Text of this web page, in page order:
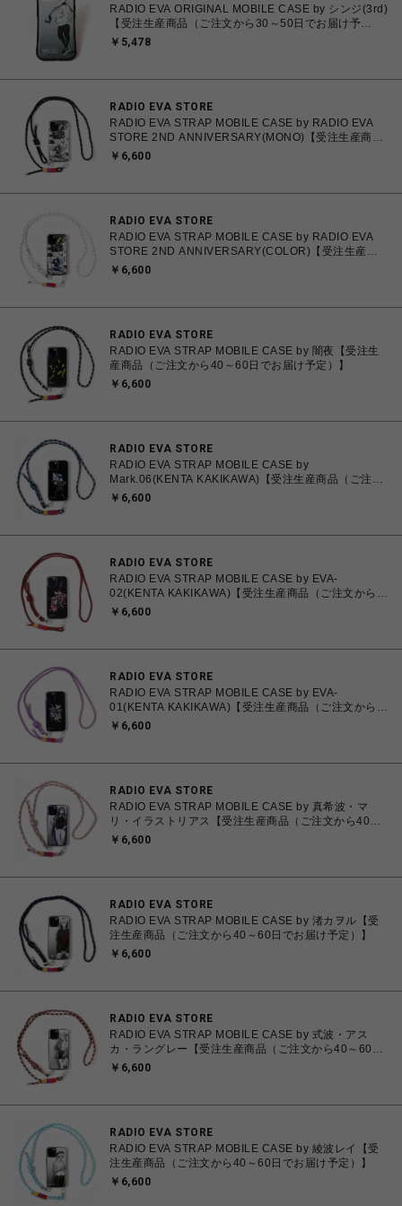
RADIO EVA ORIGINAL MOBILE CASE by シンジ(3rd)
【受注生産商品（ご注文から30～50日でお届け予
定）】
￥5,478
RADIO EVA STORE
RADIO EVA STRAP MOBILE CASE by RADIO EVA
STORE 2ND ANNIVERSARY(MONO)【受注生産商品
（ご注文から40～60日でお届け予定）】
￥6,600
RADIO EVA STORE
RADIO EVA STRAP MOBILE CASE by RADIO EVA
STORE 2ND ANNIVERSARY(COLOR)【受注生産商
品（ご注文から40～60日でお届け予定）】
￥6,600
RADIO EVA STORE
RADIO EVA STRAP MOBILE CASE by 闇夜【受注生
産商品（ご注文から40～60日でお届け予定）】
￥6,600
RADIO EVA STORE
RADIO EVA STRAP MOBILE CASE by
Mark.06(KENTA KAKIKAWA)【受注生産商品（ご注文
から40～60日でお届け予定）】
￥6,600
RADIO EVA STORE
RADIO EVA STRAP MOBILE CASE by EVA-
02(KENTA KAKIKAWA)【受注生産商品（ご注文から
40～60日でお届け予定）】
￥6,600
RADIO EVA STORE
RADIO EVA STRAP MOBILE CASE by EVA-
01(KENTA KAKIKAWA)【受注生産商品（ご注文から
40～60日でお届け予定）】
￥6,600
RADIO EVA STORE
RADIO EVA STRAP MOBILE CASE by 真希波・マ
リ・イラストリアス【受注生産商品（ご注文から40～
60日でお届け予定）】
￥6,600
RADIO EVA STORE
RADIO EVA STRAP MOBILE CASE by 渚カヲル【受
注生産商品（ご注文から40～60日でお届け予定）】
￥6,600
RADIO EVA STORE
RADIO EVA STRAP MOBILE CASE by 式波・アス
カ・ラングレー【受注生産商品（ご注文から40～60日
でお届け予定）】
￥6,600
RADIO EVA STORE
RADIO EVA STRAP MOBILE CASE by 綾波レイ【受
注生産商品（ご注文から40～60日でお届け予定）】
￥6,600